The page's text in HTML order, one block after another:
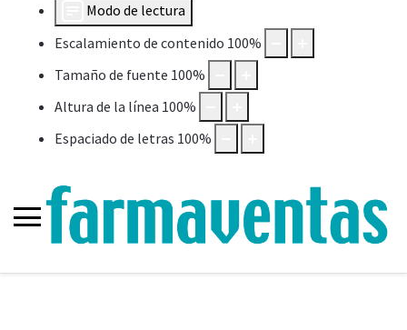
Modo de lectura
Escalamiento de contenido 100%
Tamaño de fuente 100%
Altura de la línea 100%
Espaciado de letras 100%